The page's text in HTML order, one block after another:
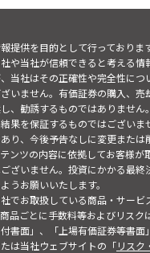
提供を目的として行っております
や当社が信頼できると考える情
当社はその正確性や完全性につ
いません。有価証券の購入、売
、勧誘するものではありませ
果を保証するものではございま
り、今後予告なしに変更または
ンツの内容に依拠してお客様が
ざいません。投資にかかる最終
うお願いいたします。
でお取扱している商品・サービ
品ごとに手数料等およびリスク
書面」、「上場有価証券等書面
は当社ウェブサイトの「リスク